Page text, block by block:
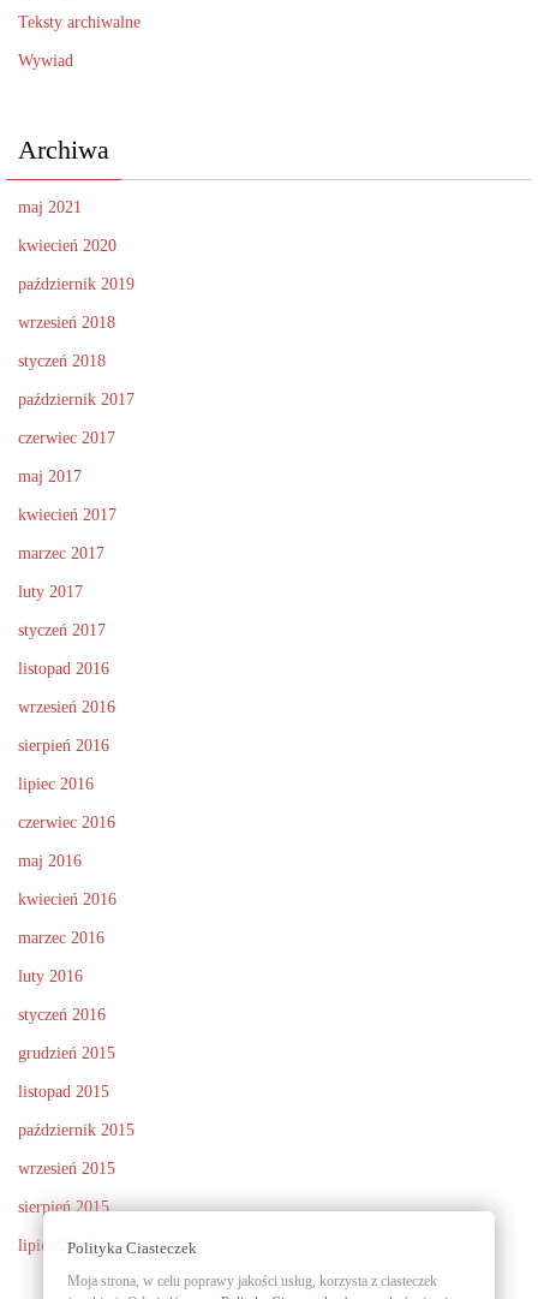
Teksty archiwalne
Wywiad
Archiwa
maj 2021
kwiecień 2020
październik 2019
wrzesień 2018
styczeń 2018
październik 2017
czerwiec 2017
maj 2017
kwiecień 2017
marzec 2017
luty 2017
styczeń 2017
listopad 2016
wrzesień 2016
sierpień 2016
lipiec 2016
czerwiec 2016
maj 2016
kwiecień 2016
marzec 2016
luty 2016
styczeń 2016
grudzień 2015
listopad 2015
październik 2015
wrzesień 2015
sierpień 2015
lipiec 2015Polityka Ciasteczek
Moja strona, w celu poprawy jakości usług, korzysta z ciasteczek